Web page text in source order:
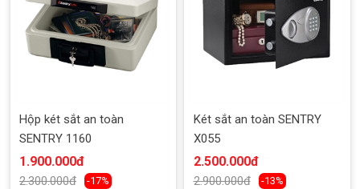
Hộp két sắt an toàn
SENTRY 1160
1.900.000đ
2.300.000đ -17%
Két sắt an toàn SENTRY
X055
2.500.000đ
2.900.000đ -13%